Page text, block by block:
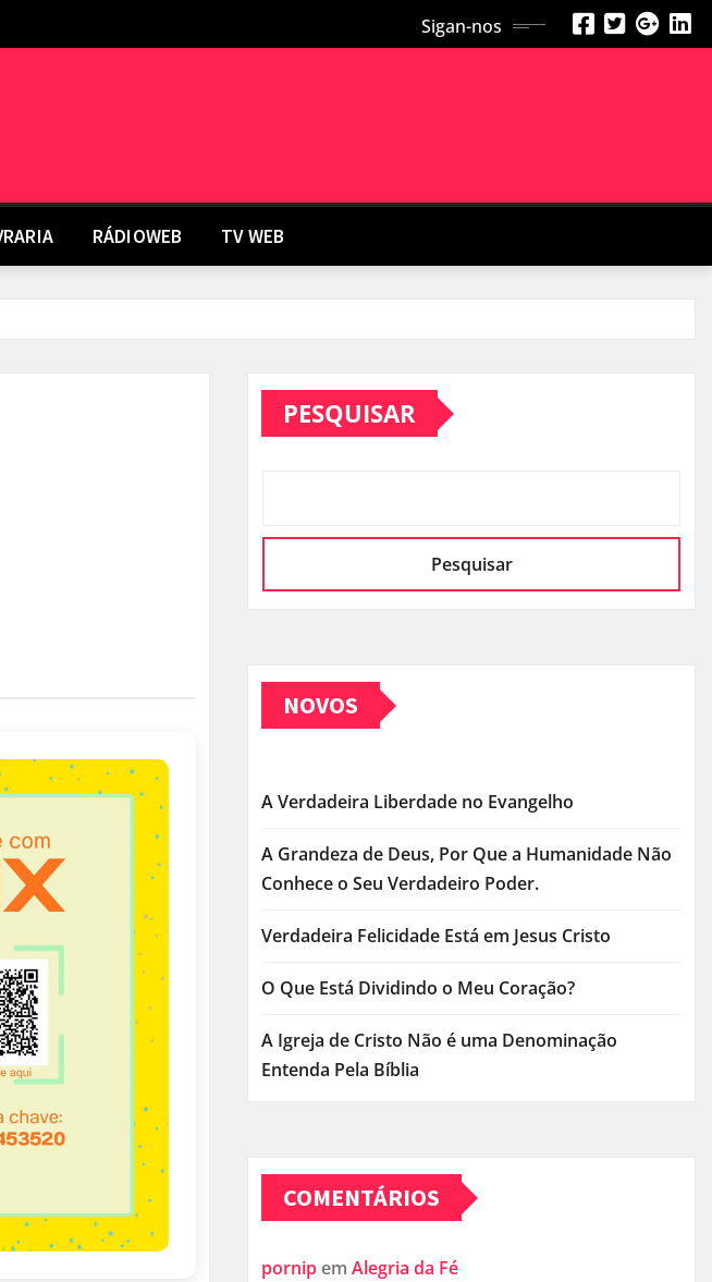
Sigan-nos
RÁDIOWEB TV WEB
PESQUISAR
Pesquisar
NOVOS
A Verdadeira Liberdade no Evangelho
A Grandeza de Deus, Por Que a Humanidade Não
Conhece o Seu Verdadeiro Poder.
Verdadeira Felicidade Está em Jesus Cristo
O Que Está Dividindo o Meu Coração?
A Igreja de Cristo Não é uma Denominação
Entenda Pela Bíblia
COMENTÁRIOS
pornip em Alegria da Fé